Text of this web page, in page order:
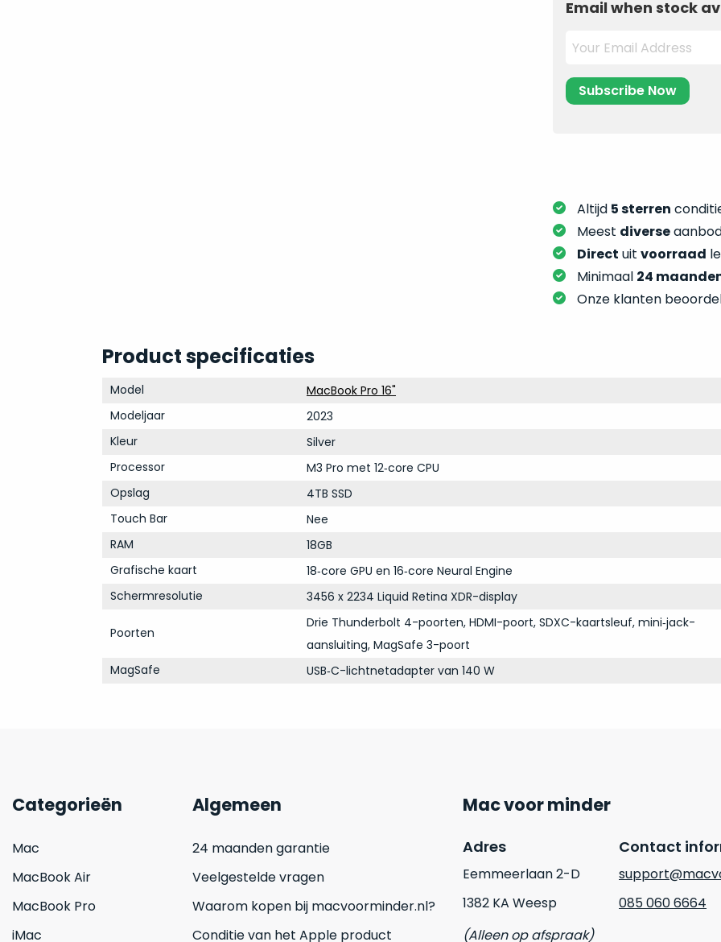
Email when stock
Altijd 5 sterren
Meest diverse
Direct uit voorraad
Minimaal 24
Onze klanten
Product specificaties
Model
MacBook Pro 16"
Modeljaar
2023
Kleur
Silver
Processor
M3 Pro met 12‑core CPU
Opslag
4TB SSD
Touch Bar
Nee
RAM
18GB
Grafische kaart
18‑core GPU en 16‑core Neural Engine
Schermresolutie
3456 x 2234 Liquid Retina XDR-display
Poorten
Drie Thunderbolt 4-poorten, HDMI-poort, SDXC-kaartsleuf, mini‑jack-
aansluiting, MagSafe 3-poort
MagSafe
USB‑C-lichtnetadapter van 140 W
Categorieën
Mac
MacBook Air
MacBook Pro
iMac
Algemeen
24 maanden garantie
Veelgestelde vragen
Waarom kopen bij macvoorminder.nl?
Conditie van het Apple product
Mac voor minder
Adres
Eemmeerlaan 2-D
1382 KA Weesp
(Alleen op afspraak)
Contact
085 060 6664